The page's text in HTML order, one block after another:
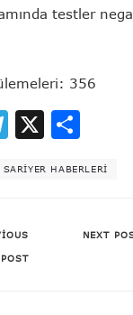
testler
356
Telegram
X
SARIYER HABERLERI
POST
NEXT